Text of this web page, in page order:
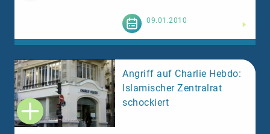
09.01.2010
Angriff auf Charlie Hebdo:
Islamischer Zentralrat
schockiert